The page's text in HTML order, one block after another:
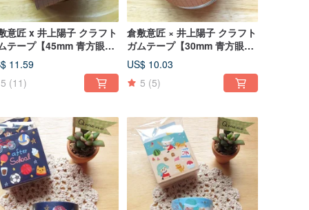
意匠 x 井上陽子 クラフト
テープ【45mm 青方眼
02)】
11.59
5 (11)
倉敷意匠 × 井上陽子 クラフト
ガムテープ【30mm 青方眼
(45213-02)】
US$ 10.03
5 (5)